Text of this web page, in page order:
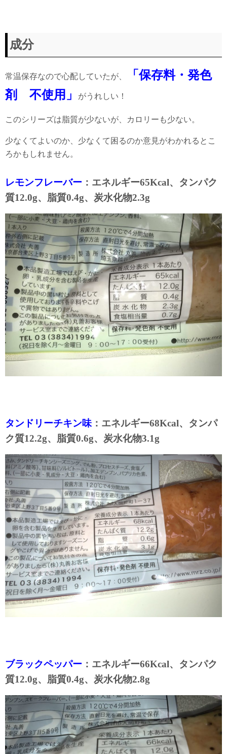
成分
常温保存なので心配していたが、
「保存料・発色
剤 不使用」
がうれしい！
このシリーズは脂質が少ないが、カロリーも少ない。
少なくてよいのか、少なくて困るのか意見がわかれるとこ
ろかもしれません。
レモンフレーバー ：エネルギー65Kcal、タンパク
質12.0g、脂質0.4g、炭水化物2.3g
タンドリーチキン味 ：エネルギー68Kcal、タンパ
ク質12.2g、脂質0.6g、炭水化物3.1g
ブラックペッパー ：エネルギー66Kcal、タンパク
質12.0g、脂質0.4g、炭水化物2.8g